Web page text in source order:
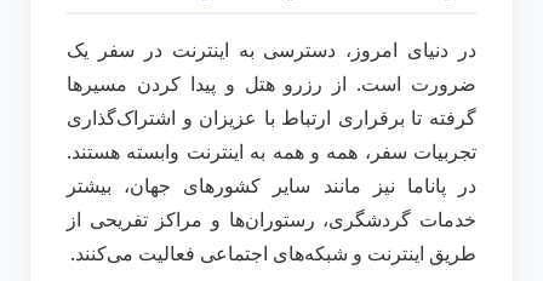
در دنیای امروز، دسترسی به اینترنت در سفر یک
ضرورت است. از رزرو هتل و پیدا کردن مسیرها
گرفته تا برقراری ارتباط با عزیزان و اشتراک‌گذاری
تجربیات سفر، همه و همه به اینترنت وابسته هستند.
در پاناما نیز مانند سایر کشورهای جهان، بیشتر
خدمات گردشگری، رستوران‌ها و مراکز تفریحی از
طریق اینترنت و شبکه‌های اجتماعی فعالیت می‌کنند.